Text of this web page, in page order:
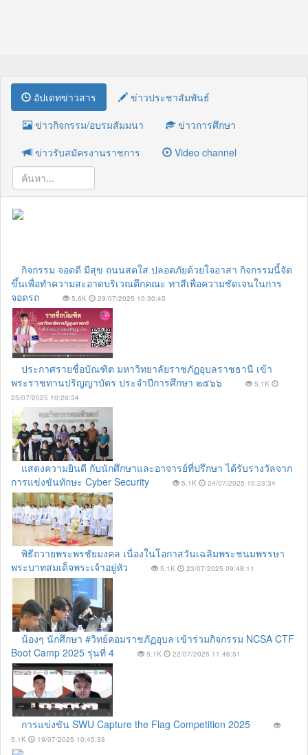
อัปเดทข่าวสาร
ข่าวประชาสัมพันธ์
ข่าวกิจกรรม/อบรมสัมมนา
ข่าวการศึกษา
ข่าวรับสมัครงานราชการ
Video channel
กิจกรรม จอดดี มีสุข ถนนสดใส ปลอดภัยด้วยใจอาสา กิจกรรมนี้จัด
ขึ้นเพื่อทำความสะอาดบริเวณตึกคณะ ทาสีเพื่อความชัดเจนในการ
จอดรถ
5.6K 29/07/2025 10:30:45
ประกาศรายชื่อบัณฑิต มหาวิทยาลัยราชภัฏอุบลราชธานี เข้า
พระราชทานปริญญาบัตร ประจำปีการศึกษา ๒๕๖๖
5.1K
25/07/2025 10:26:34
แสดงความยินดี กับนักศึกษาและอาจารย์ที่ปรึกษา ได้รับรางวัลจาก
การแข่งขันทักษะ Cyber Security
5.1K 24/07/2025 10:23:34
พิธีถวายพระพรชัยมงคล เนื่องในโอกาสวันเฉลิมพระชนมพรรษา
พระบาทสมเด็จพระเจ้าอยู่หัว
5.1K 23/07/2025 09:48:11
น้องๆ นักศึกษา #วิทย์คอมราชภัฏอุบล เข้าร่วมกิจกรรม NCSA CTF
Boot Camp 2025 รุ่นที่ 4
5.1K 22/07/2025 11:46:51
การแข่งขัน SWU Capture the Flag Competition 2025
5.1K 19/07/2025 10:45:33